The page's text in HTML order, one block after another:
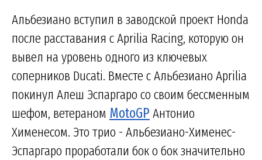
Альбезиано вступил в заводской проект Honda
после расставания с Aprilia Racing, которую он
вывел на уровень одного из ключевых
соперников Ducati. Вместе с Альбезиано Aprilia
покинул Алеш Эспаргаро со своим бессменным
шефом, ветераном MotoGP Антонио
Хименесом. Это трио - Альбезиано-Хименес-
Эспаргаро проработали бок о бок значительно